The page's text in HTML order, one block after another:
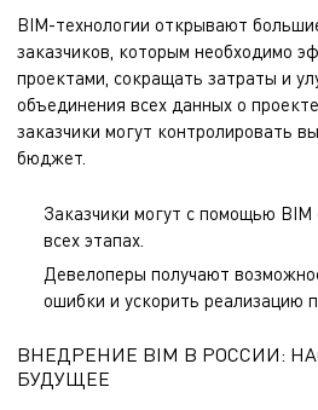
BIM-технологии открывают
заказчиков, которым необходимо
проектами, сокращать затраты и
объединения всех данных о
заказчики могут контролировать
бюджет.
Заказчики могут с помощью
всех этапах.
Девелоперы получают
ошибки и ускорить реализацию
ВНЕДРЕНИЕ BIM В РОССИИ:
БУДУЩЕЕ